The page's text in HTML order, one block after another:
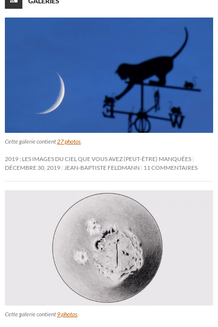
Cette galerie contient27 photos.
2019 : LES IMAGES DU CIEL QUE VOUS AVEZ (PEUT-ÊTRE) MANQUÉES
DÉCEMBRE 30, 2019 JEAN-BAPTISTE FELDMANN 11 COMMENTAIRES
Cette galerie contient 9 photos